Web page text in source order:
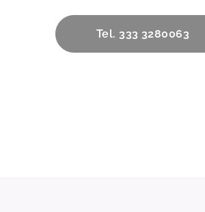
Tel. 333 3280063